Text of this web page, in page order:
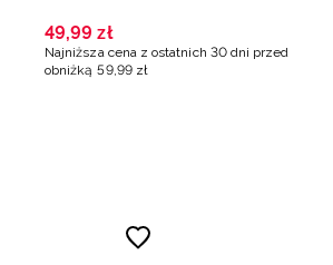
49,99 zł
Najniższa cena z ostatnich 30 dni przed
obniżką 59,99 zł